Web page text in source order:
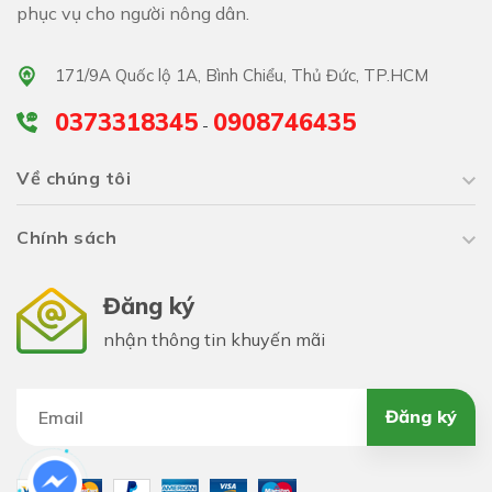
Suốt mùa vụ, tiến hành vun xới từ 2-3 lần cho cây.
Thường xuyên làm cỏ dại để tránh tình trạng cỏ ăn mất
phục vụ cho người nông dân.
171/9A Quốc lộ 1A, Bình Chiểu, Thủ Đức, TP.HCM
0373318345 - 0908746435
Về chúng tôi
Chính sách
Đăng ký
nhận thông tin khuyến mãi
Đăng ký